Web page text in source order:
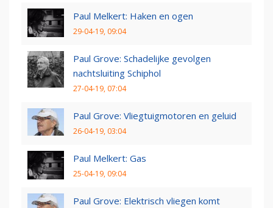
Paul Melkert: Haken en ogen
29-04-19, 09:04
Paul Grove: Schadelijke gevolgen
nachtsluiting Schiphol
27-04-19, 07:04
Paul Grove: Vliegtuigmotoren en geluid
26-04-19, 03:04
Paul Melkert: Gas
25-04-19, 09:04
Paul Grove: Elektrisch vliegen komt